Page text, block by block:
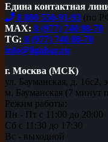
Едина контактная
8 800 550-91-93 (по
MAX: 8 (977) 740 80-70
TG: 8 (977) 740 80-70
info@ligabar.ru
г. Москва (МСК)
ул. Бауманская, д. 16с2,
м. Бауманская (7 минут
Режим работы:
Пн - Пт с 11:00 до 20:00
Сб с 11:30 до 17:30
Вс - выходной